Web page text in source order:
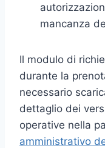
mancanza
Il modulo di
durante la
necessario
dettaglio dei
operative nella
amministrativo